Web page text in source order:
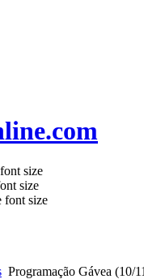
Programação Gávea (10/